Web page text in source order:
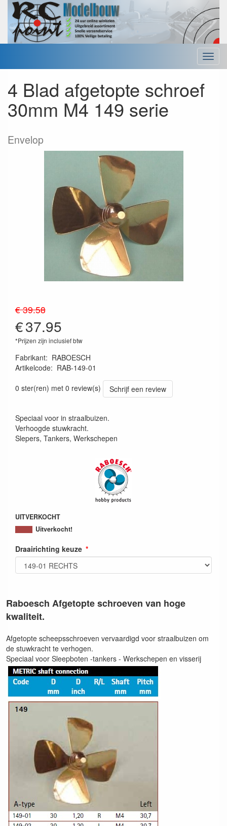
Menu
4 Blad afgetopte schroef
30mm M4 149 serie
Envelop
€ 39.58
€37.95
*Prijzen zijn inclusief btw
Fabrikant: RABOESCH
Artikelcode: RAB-149-01
0 ster(ren) met 0 review(s)
Schrijf een review
Speciaal voor in straalbuizen.
Verhoogde stuwkracht.
Slepers, Tankers, Werkschepen
UITVERKOCHT
Uitverkocht!
Draairichting keuze
Raboesch Afgetopte schroeven van hoge
kwaliteit.
Afgetopte scheepsschroeven vervaardigd voor straalbuizen om
de stuwkracht te verhogen.
Speciaal voor Sleepboten -tankers - Werkschepen en visserij